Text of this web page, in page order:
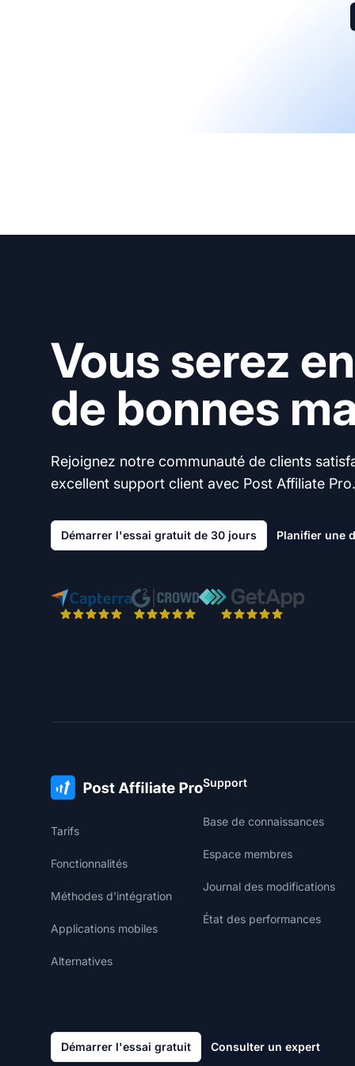
Vous serez
de bonnes
Rejoignez notre communauté de clients
excellent support client avec Post Affiliate Pro.
Démarrer l'essai gratuit de 30 jours Planifier une
Tarifs
Fonctionnalités
Méthodes d'intégration
Applications mobiles
Alternatives
Support
Base de connaissances
Espace membres
Journal des modifications
État des performances
Démarrer l'essai gratuit Consulter un expert